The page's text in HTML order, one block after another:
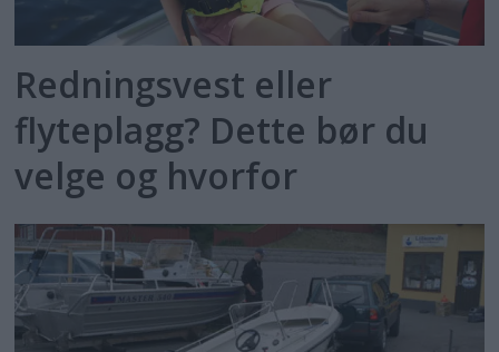
Redningsvest eller
flyteplagg? Dette bør du
velge og hvorfor